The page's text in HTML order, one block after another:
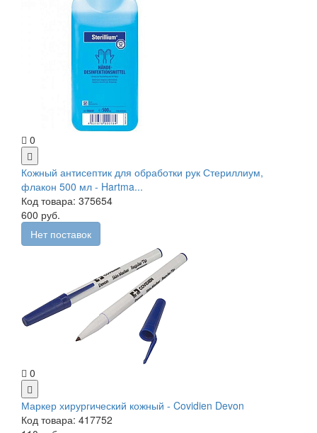
0
Кожный антисептик для обработки рук Стериллиум,
флакон 500 мл - Hartma...
Код товара: 375654
600 руб.
Нет поставок
0
Маркер хирургический кожный - Covidien Devon
Код товара: 417752